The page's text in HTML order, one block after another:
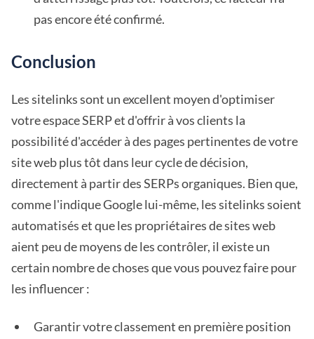
pas encore été confirmé.
Conclusion
Les sitelinks sont un excellent moyen d'optimiser
votre espace SERP et d'offrir à vos clients la
possibilité d'accéder à des pages pertinentes de votre
site web plus tôt dans leur cycle de décision,
directement à partir des SERPs organiques. Bien que,
comme l'indique Google lui-même, les sitelinks soient
automatisés et que les propriétaires de sites web
aient peu de moyens de les contrôler, il existe un
certain nombre de choses que vous pouvez faire pour
les influencer :
Garantir votre classement en première position